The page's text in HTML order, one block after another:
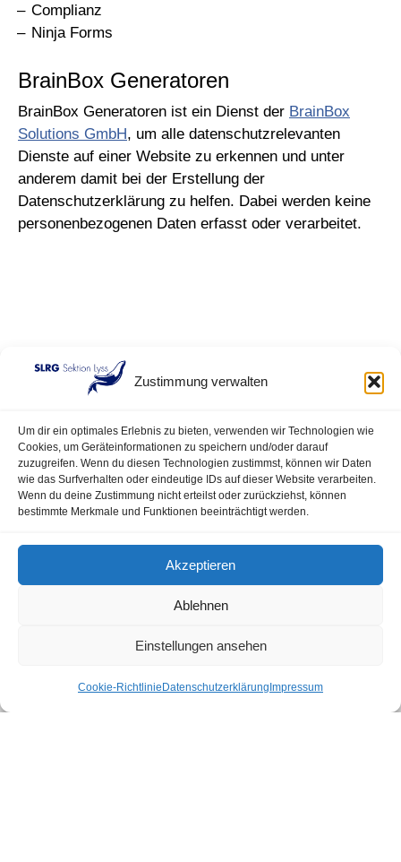
Zustimmung verwalten
Um dir ein optimales Erlebnis zu bieten, verwenden wir Technologien wie
Cookies, um Geräteinformationen zu speichern und/oder darauf
zuzugreifen. Wenn du diesen Technologien zustimmst, können wir Daten
wie das Surfverhalten oder eindeutige IDs auf dieser Website verarbeiten.
Wenn du deine Zustimmung nicht erteilst oder zurückziehst, können
bestimmte Merkmale und Funktionen beeinträchtigt werden.
Akzeptieren
Ablehnen
Einstellungen ansehen
Cookie-Richtlinie Datenschutzerklärung Impressum
Complianz
Ninja Forms
BrainBox Generatoren
BrainBox Generatoren ist ein Dienst der BrainBox
Solutions GmbH, um alle datenschutzrelevanten
Dienste auf einer Website zu erkennen und unter
anderem damit bei der Erstellung der
Datenschutzerklärung zu helfen. Dabei werden keine
personenbezogenen Daten erfasst oder verarbeitet.